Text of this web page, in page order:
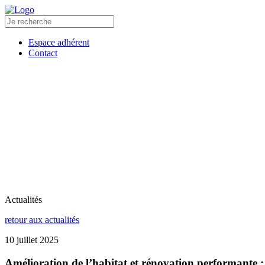
Espace adhérent
Contact
Actualités
retour aux actualités
10 juillet 2025